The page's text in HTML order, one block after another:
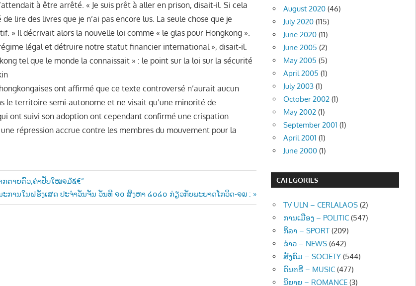
à être arrêté. « Je suis prêt à aller en prison, disait-il. Si cela
lire des livres que je n’ai pas encore lus. La seule chose que je
» Il décrivait alors la nouvelle loi comme « le glas pour Hongkong ».
légal et détruire notre statut financier international », disait-il.
tel que le monde la connaissait » : le point sur la loi sur la sécurité
ont affirmé que ce texte controversé n’aurait aucun
le territoire semi-autonome et ne visait qu’une minorité de
ont suivi son adoption ont cependant confirmé une crispation
répression accrue contre les membres du mouvement pour la
ຕາຍຕົວ,ຄ່າປັບໃໝ໑໓໕€“
ະການໃນຝຣັ່ງເສດ ປະຈຳວັນຈັນ ວັນທີ ໑໐ ສິງຫາ ໒໐໒໐ ກ່ຽວກັບພະຍາດໂກວິດ-໑໙ :
August 2020 (46)
July 2020 (115)
June 2020 (11)
June 2005 (2)
May 2005 (5)
April 2005 (1)
July 2003 (1)
October 2002 (1)
May 2002 (1)
September 2001 (1)
April 2001 (1)
June 2000 (1)
CATEGORIES
TV ULN – CERLALAOS (2)
ການເມືອງ – POLITIC (547)
ກິລາ – SPORT (209)
ຂ່າວ – NEWS (642)
ສັງຄົມ – SOCIETY (544)
ດົນຕຣີ – MUSIC (477)
ນິຍາຍ – ROMANCE (3)